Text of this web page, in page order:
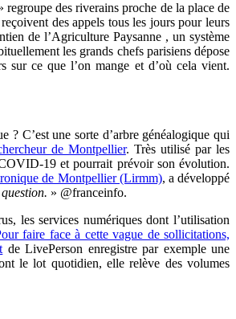
des riverains proche de la place de
des appels tous les jours pour leurs
de l’Agriculture Paysanne , un système
les grands chefs parisiens dépose
sur ce que l’on mange et d’où cela vient.
? C’est une sorte d’arbre généalogique qui
de Montpellier. Très utilisé par les
19 et pourrait prévoir son évolution.
de Montpellier (Lirmm), a développé
» @franceinfo.
les services numériques dont l’utilisation
faire face à cette vague de sollicitations,
de LivePerson enregistre par exemple une
le lot quotidien, elle relève des volumes